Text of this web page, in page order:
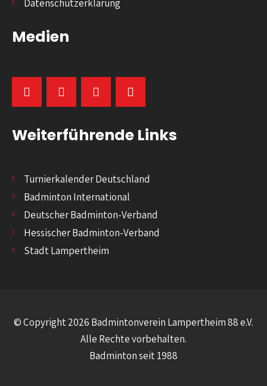
Datenschutzerklärung
Medien
Weiterführende Links
Turnierkalender Deutschland
Badminton International
Deutscher Badminton-Verband
Hessischer Badminton-Verband
Stadt Lampertheim
© Copyright 2026 Badmintonverein Lampertheim 88 e.V.
Alle Rechte vorbehalten.
Badminton seit 1988